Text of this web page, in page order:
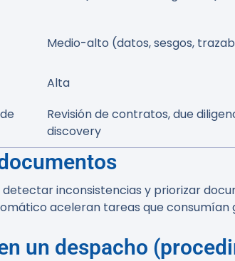
Medio-alto (datos, sesgos,
Alta
Revisión de contratos, due
discovery
inconsistencias y priorizar
aceleran tareas que
un despacho